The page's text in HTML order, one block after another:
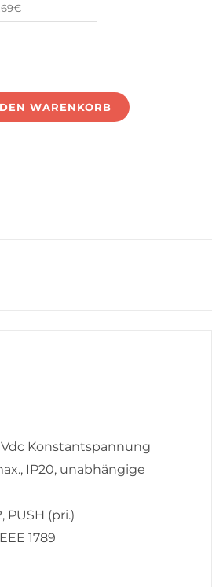
€
WARENKORB
Konstantspannung
IP20, unabhängige
(pri.)
1789